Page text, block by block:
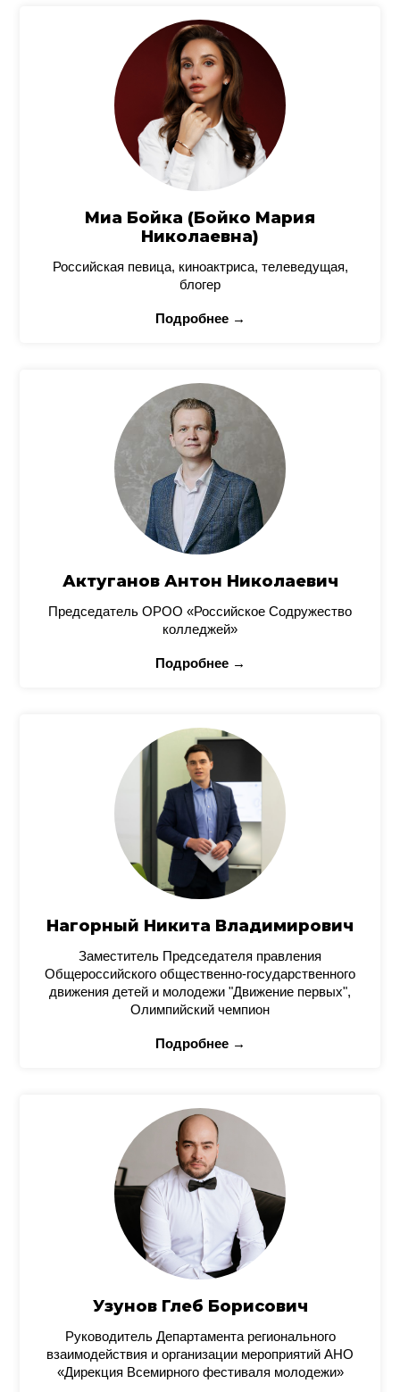
Миа Бойка (Бойко Мария
Николаевна)
Российская певица, киноактриса, телеведущая,
блогер
Подробнее →
Актуганов Антон Николаевич
Председатель ОРОО «Российское Содружество
колледжей»
Подробнее →
Нагорный Никита Владимирович
Заместитель Председателя правления
Общероссийского общественно-государственного
движения детей и молодежи "Движение первых",
Олимпийский чемпион
Подробнее →
Узунов Глеб Борисович
Руководитель Департамента регионального
взаимодействия и организации мероприятий АНО
«Дирекция Всемирного фестиваля молодежи»